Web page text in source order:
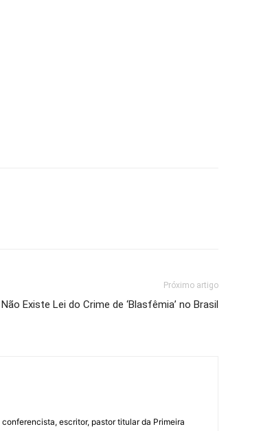
Próximo artigo
Não Existe Lei do Crime de ‘Blasfêmia’ no Brasil
conferencista, escritor, pastor titular da Primeira